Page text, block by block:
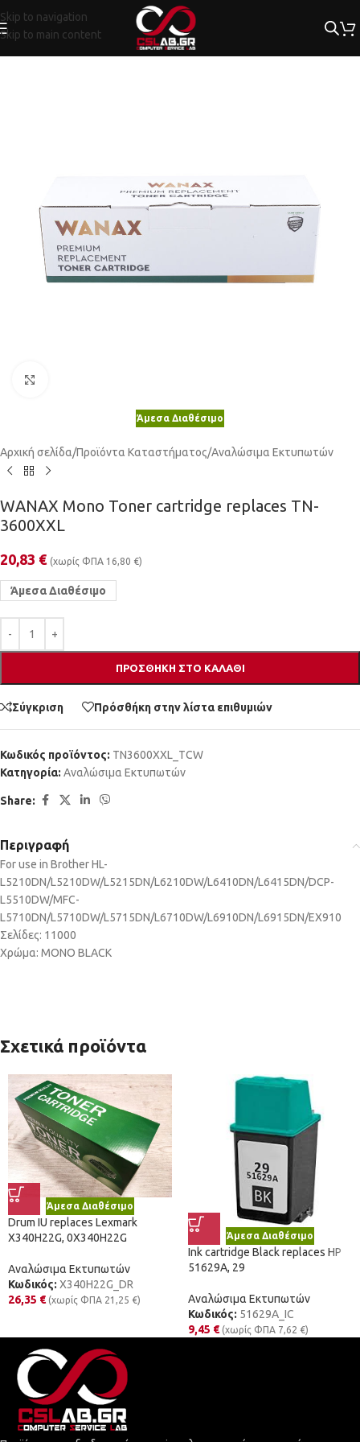
Skip to navigation
Skip to main content
Άμεσα Διαθέσιμο
Αρχική σελίδα/Προϊόντα Καταστήματος/Αναλώσιμα Εκτυπωτών
WANAX Mono Toner cartridge replaces TN-
3600XXL
20,83 € (χωρίς ΦΠΑ 16,80 €)
Άμεσα Διαθέσιμο
ΠΡΟΣΘΉΚΗ ΣΤΟ ΚΑΛΆΘΙ
Σύγκριση Πρόσθήκη στην λίστα επιθυμιών
Κωδικός προϊόντος: TN3600XXL_TCW
Κατηγορία: Αναλώσιμα Εκτυπωτών
Share:
Περιγραφή
For use in Brother HL-
L5210DN/L5210DW/L5215DN/L6210DW/L6410DN/L6415DN/DCP-
L5510DW/MFC-
L5710DN/L5710DW/L5715DN/L6710DW/L6910DN/L6915DN/EX910
Σελίδες: 11000
Χρώμα: MONO BLACK
Σχετικά προϊόντα
Άμεσα Διαθέσιμο
Drum IU replaces Lexmark
X340H22G, 0X340H22G
Αναλώσιμα Εκτυπωτών
Κωδικός: X340H22G_DR
26,35 € (χωρίς ΦΠΑ 21,25 €)
Άμεσα Διαθέσιμο
Ink cartridge Black replaces HP
51629A, 29
Αναλώσιμα Εκτυπωτών
Κωδικός: 51629A_IC
9,45 € (χωρίς ΦΠΑ 7,62 €)